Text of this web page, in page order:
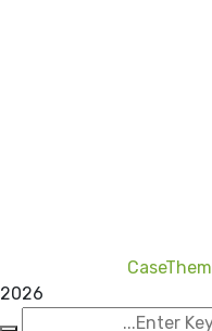
2026